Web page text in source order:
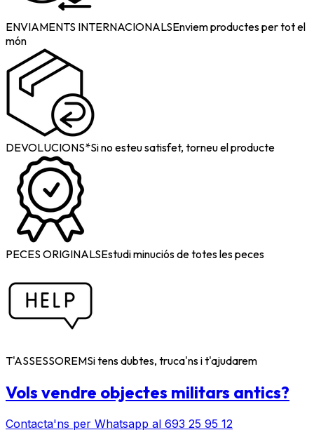
ENVIAMENTS INTERNACIONALSEnviem productes per tot el
món
DEVOLUCIONS*Si no esteu satisfet, torneu el producte
PECES ORIGINALSEstudi minuciós de totes les peces
T'ASSESSOREMSi tens dubtes, truca'ns i t'ajudarem
Vols vendre objectes militars antics?
Contacta'ns per Whatsapp al 693 25 95 12